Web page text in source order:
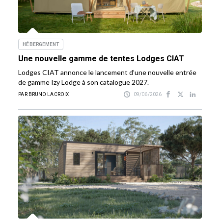
HÉBERGEMENT
Une nouvelle gamme de tentes Lodges CIAT
Lodges CIAT annonce le lancement d’une nouvelle entrée
de gamme Izy Lodge à son catalogue 2027.
PAR BRUNO LACROIX 09/06/2026